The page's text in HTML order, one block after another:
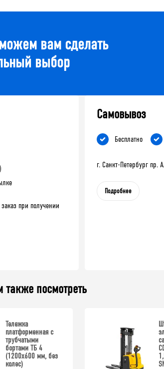
вам сделать
выбор
при получении
Самовывоз
Бесплатно
г. Санкт-Петербург
Подробнее
также посмотреть
Тележка
платформенная с
трубчатыми
бортами ТБ 4
(1200x600 мм, без
колес)